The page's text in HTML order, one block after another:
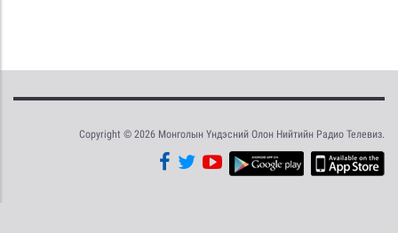
Copyright © 2026 Монголын Үндэсний Олон Нийтийн Радио Телевиз.